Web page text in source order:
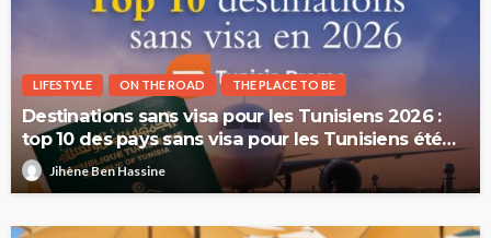
LIFESTYLE ON THE ROAD THE PLACE TO BE
Destinations sans visa pour les Tunisiens 2026 :
top 10 des pays sans visa pour les Tunisiens été
2026Jihène Ben Hassine